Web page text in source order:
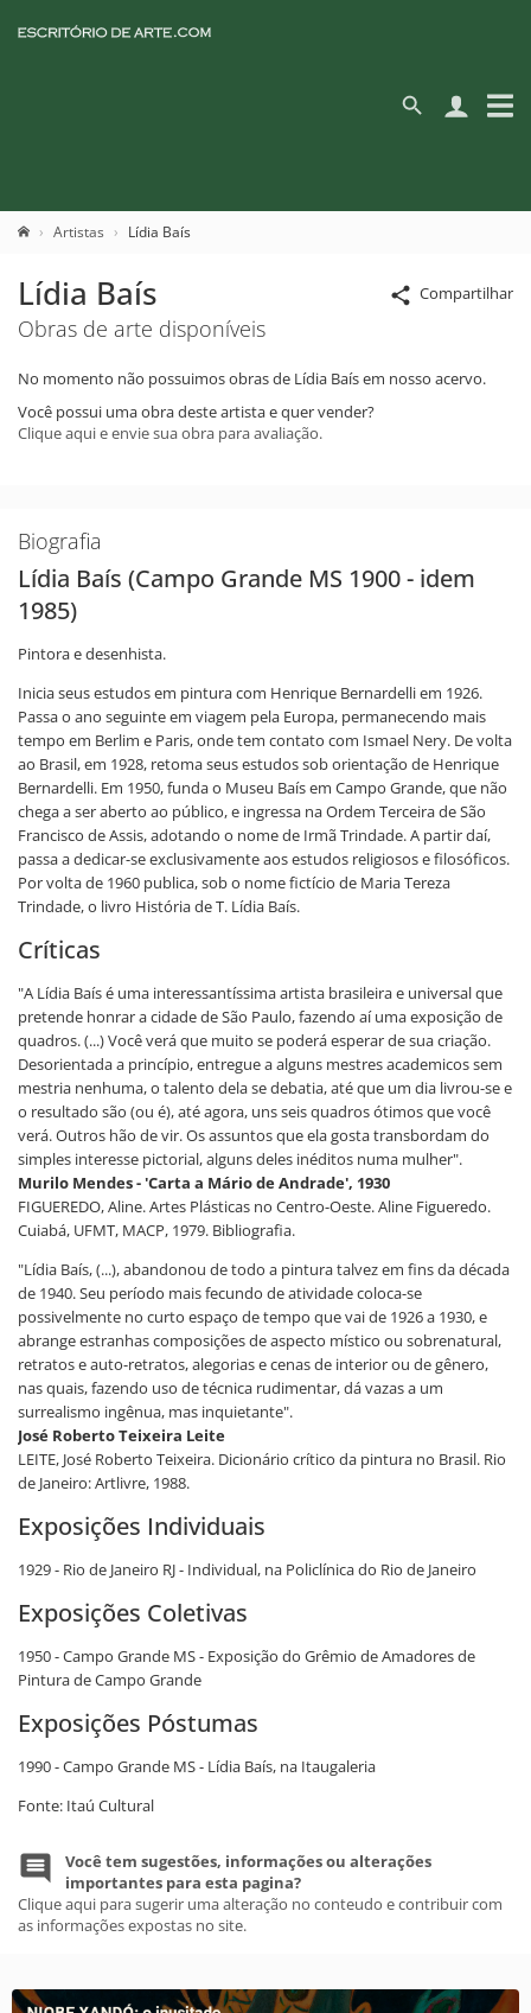
Artistas Lídia Baís
Compartilhar
Lídia Baís
Obras de arte disponíveis
No momento não possuimos obras de Lídia Baís em nosso acervo.
Você possui uma obra deste artista e quer vender?
Clique aqui e envie sua obra para avaliação.
Biografia
Lídia Baís (Campo Grande MS 1900 - idem
1985)
Pintora e desenhista.
Inicia seus estudos em pintura com Henrique Bernardelli em 1926.
Passa o ano seguinte em viagem pela Europa, permanecendo mais
tempo em Berlim e Paris, onde tem contato com Ismael Nery. De volta
ao Brasil, em 1928, retoma seus estudos sob orientação de Henrique
Bernardelli. Em 1950, funda o Museu Baís em Campo Grande, que não
chega a ser aberto ao público, e ingressa na Ordem Terceira de São
Francisco de Assis, adotando o nome de Irmã Trindade. A partir daí,
passa a dedicar-se exclusivamente aos estudos religiosos e filosóficos.
Por volta de 1960 publica, sob o nome fictício de Maria Tereza
Trindade, o livro História de T. Lídia Baís.
Críticas
"A Lídia Baís é uma interessantíssima artista brasileira e universal que
pretende honrar a cidade de São Paulo, fazendo aí uma exposição de
quadros. (...) Você verá que muito se poderá esperar de sua criação.
Desorientada a princípio, entregue a alguns mestres academicos sem
mestria nenhuma, o talento dela se debatia, até que um dia livrou-se e
o resultado são (ou é), até agora, uns seis quadros ótimos que você
verá. Outros hão de vir. Os assuntos que ela gosta transbordam do
simples interesse pictorial, alguns deles inéditos numa mulher".
Murilo Mendes - 'Carta a Mário de Andrade', 1930
FIGUEREDO, Aline. Artes Plásticas no Centro-Oeste. Aline Figueredo.
Cuiabá, UFMT, MACP, 1979. Bibliografia.
"Lídia Baís, (...), abandonou de todo a pintura talvez em fins da década
de 1940. Seu período mais fecundo de atividade coloca-se
possivelmente no curto espaço de tempo que vai de 1926 a 1930, e
abrange estranhas composições de aspecto místico ou sobrenatural,
retratos e auto-retratos, alegorias e cenas de interior ou de gênero,
nas quais, fazendo uso de técnica rudimentar, dá vazas a um
surrealismo ingênua, mas inquietante".
José Roberto Teixeira Leite
LEITE, José Roberto Teixeira. Dicionário crítico da pintura no Brasil. Rio
de Janeiro: Artlivre, 1988.
Exposições Individuais
1929 - Rio de Janeiro RJ - Individual, na Policlínica do Rio de Janeiro
Exposições Coletivas
1950 - Campo Grande MS - Exposição do Grêmio de Amadores de
Pintura de Campo Grande
Exposições Póstumas
1990 - Campo Grande MS - Lídia Baís, na Itaugaleria
Fonte: Itaú Cultural
Você tem sugestões, informações ou alterações
importantes para esta pagina?
Clique aqui para sugerir uma alteração no conteudo e contribuir com
as informações expostas no site.